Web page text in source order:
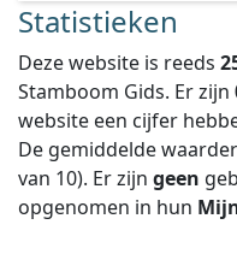
Statistieken
Deze website is reeds
Stamboom Gids. Er zijn
website een cijfer
De gemiddelde
van 10). Er zijn geen
opgenomen in hun